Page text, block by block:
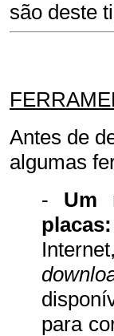
são deste
Antes de
algumas
- Um
placas:
para